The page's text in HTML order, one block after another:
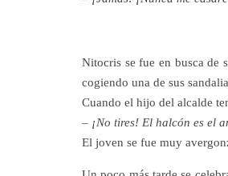
Nitocris se fue en busca de
cogiendo una de sus
Cuando el hijo del alcalde
– ¡No tires! El halcón es el
El joven se fue muy